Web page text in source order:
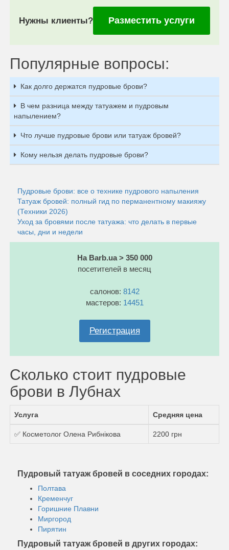
Нужны клиенты? Разместить услуги
Популярные вопросы:
Как долго держатся пудровые брови?
В чем разница между татуажем и пудровым
напылением?
Что лучше пудровые брови или татуаж бровей?
Кому нельзя делать пудровые брови?
Пудровые брови: все о технике пудрового напыления
Татуаж бровей: полный гид по перманентному макияжу
(Техники 2026)
Уход за бровями после татуажа: что делать в первые
часы, дни и недели
На Barb.ua > 350 000
посетителей в месяц
салонов: 8142
мастеров: 14451
Регистрация
Сколько стоит пудровые
брови в Лубнах
Услуга Средняя цена
✅ Косметолог Олена Рибнікова 2200 грн
Пудровый татуаж бровей в соседних городах:
Полтава
Кременчуг
Горишние Плавни
Миргород
Пирятин
Пудровый татуаж бровей в других городах: